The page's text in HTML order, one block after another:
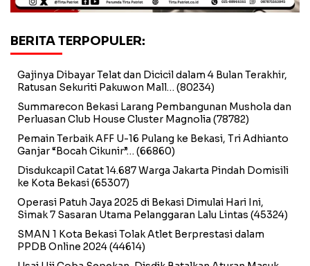
BERITA TERPOPULER:
Gajinya Dibayar Telat dan Dicicil dalam 4 Bulan Terakhir,
Ratusan Sekuriti Pakuwon Mall… (80234)
Summarecon Bekasi Larang Pembangunan Mushola dan
Perluasan Club House Cluster Magnolia (78782)
Pemain Terbaik AFF U-16 Pulang ke Bekasi, Tri Adhianto
Ganjar “Bocah Cikunir”… (66860)
Disdukcapil Catat 14.687 Warga Jakarta Pindah Domisili
ke Kota Bekasi(65307)
Operasi Patuh Jaya 2025 di Bekasi Dimulai Hari Ini,
Simak 7 Sasaran Utama Pelanggaran Lalu Lintas (45324)
SMAN 1 Kota Bekasi Tolak Atlet Berprestasi dalam
PPDB Online 2024(44614)